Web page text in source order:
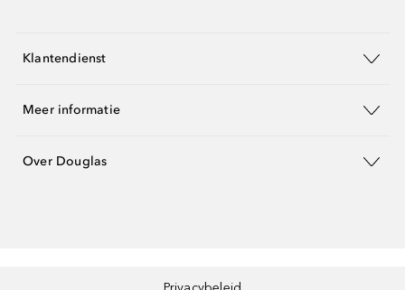
Klantendienst
Meer informatie
Over Douglas